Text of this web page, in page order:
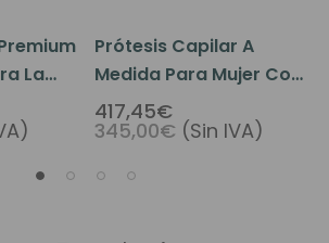
La
Prótesis Capilar A
Medida Para Mujer Con
Monofilamento De Seda
Y Raya Al Cabello
T49
417,45€
345,00€ (Sin IVA)